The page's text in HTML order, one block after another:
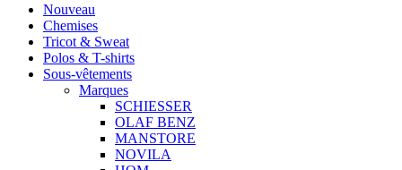
Nouveau
Chemises
Tricot & Sweat
Polos & T-shirts
Sous-vêtements
Marques
SCHIESSER
OLAF BENZ
MANSTORE
NOVILA